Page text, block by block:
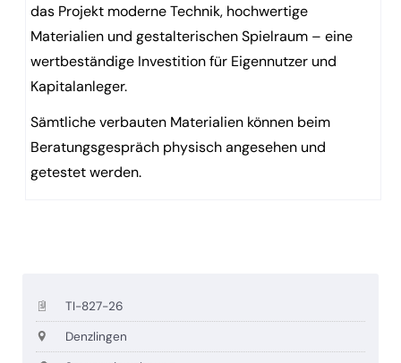
das Projekt moderne Technik, hochwertige
Materialien und gestalterischen Spielraum – eine
wertbeständige Investition für Eigennutzer und
Kapitalanleger.
Sämtliche verbauten Materialien können beim
Beratungsgespräch physisch angesehen und
getestet werden.
TI-827-26
Denzlingen